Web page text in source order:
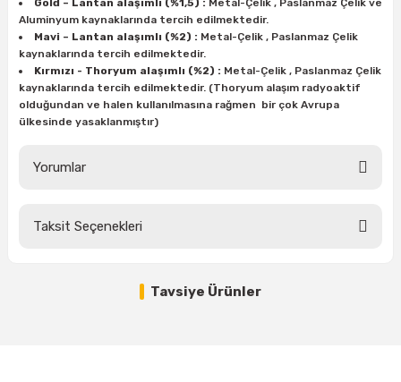
Gold – Lantan alaşımlı (%1,5) : Metal-Çelik , Paslanmaz Çelik ve
Aluminyum kaynaklarında tercih edilmektedir.
Mavi – Lantan alaşımlı (%2) : Metal-Çelik , Paslanmaz Çelik
kaynaklarında tercih edilmektedir.
Kırmızı - Thoryum alaşımlı (%2) : Metal-Çelik , Paslanmaz Çelik
kaynaklarında tercih edilmektedir. (Thoryum alaşım radyoaktif
olduğundan ve halen kullanılmasına rağmen bir çok Avrupa
ülkesinde yasaklanmıştır)
Yorumlar
Yorum Yaz
Taksit Seçenekleri
Tavsiye Ürünler